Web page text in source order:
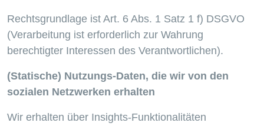
Rechtsgrundlage ist Art. 6 Abs. 1 Satz 1 f) DSGVO
(Verarbeitung ist erforderlich zur Wahrung
berechtigter Interessen des Verantwortlichen).
(Statische) Nutzungs-Daten, die wir von den
sozialen Netzwerken erhalten
Wir erhalten über Insights-Funktionalitäten